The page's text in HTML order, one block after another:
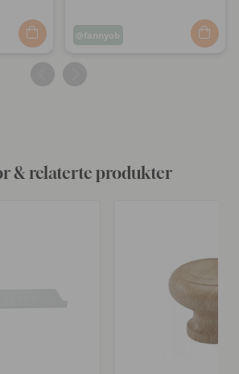
Innlegg
av
fannyob
& relaterte produkter